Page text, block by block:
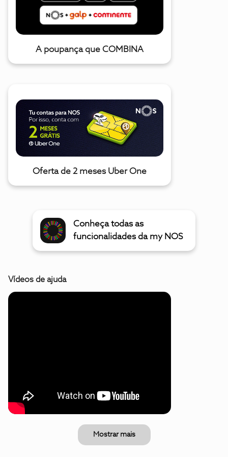
A poupança que COMBINA
Oferta de 2 meses Uber One
Conheça todas as
funcionalidades da my NOS
Vídeos de ajuda
Mostrar mais